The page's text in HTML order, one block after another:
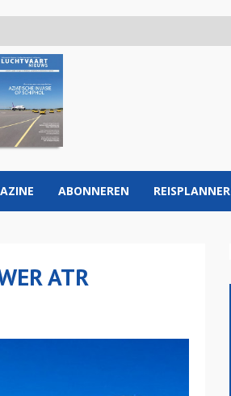
ABONNEREN REISPLANNER
ATR